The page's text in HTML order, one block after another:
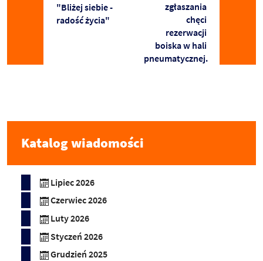
"Bliżej siebie -
radość życia"
zgłaszania
chęci
rezerwacji
boiska w hali
pneumatycznej.
Katalog wiadomości
Lipiec 2026
Czerwiec 2026
Luty 2026
Styczeń 2026
Grudzień 2025